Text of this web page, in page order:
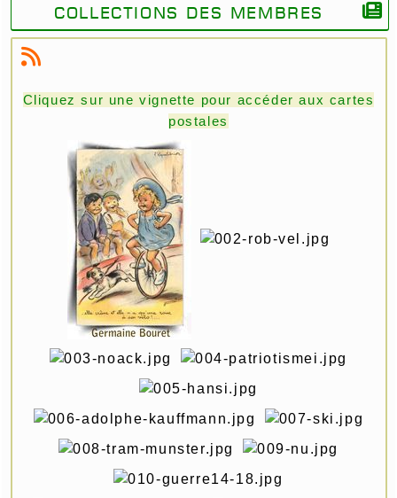
Collections des membres
Cliquez sur une vignette pour accéder aux cartes
postales